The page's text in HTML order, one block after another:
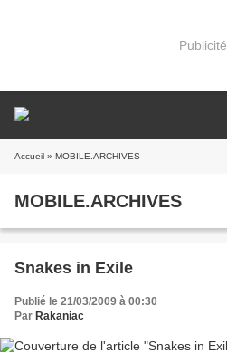
Publicité
Accueil » MOBILE.ARCHIVES
MOBILE.ARCHIVES
Snakes in Exile
Publié le 21/03/2009 à 00:30
Par Rakaniac